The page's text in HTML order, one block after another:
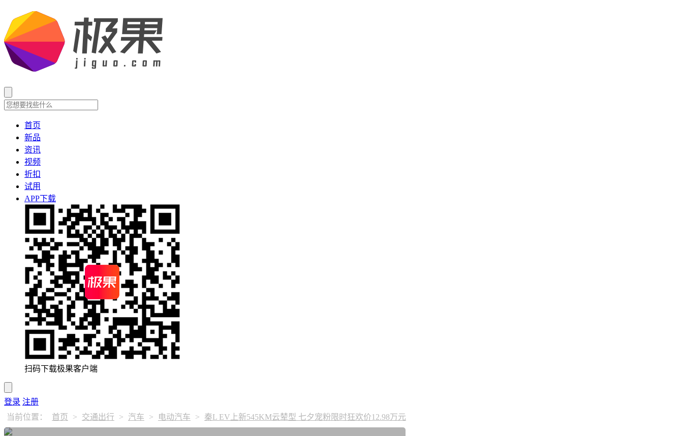
首页
新品
资讯
视频
折扣
试用
APP下载
扫码下载极果客户端
登录 注册
当前位置：
首页 > 交通出行 > 汽车 > 电动汽车 > 秦L EV上新545KM云辇型 七夕宠粉限时狂欢价12.98万元